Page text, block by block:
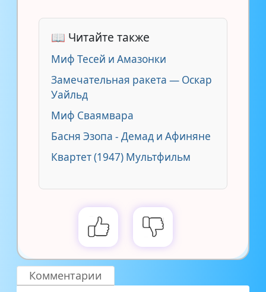
📖 Читайте также
Миф Тесей и Амазонки
Замечательная ракета — Оскар
Уайльд
Миф Сваямвара
Басня Эзопа - Демад и Афиняне
Квартет (1947) Мультфильм
Комментарии